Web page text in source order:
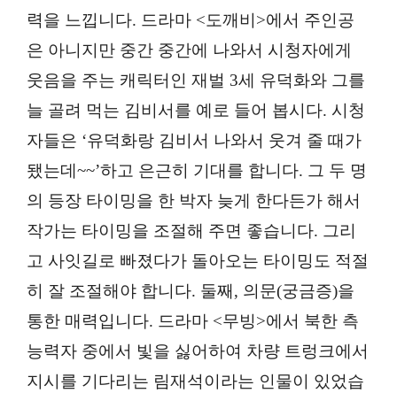
력을 느낍니다. 드라마 <도깨비>에서 주인공
은 아니지만 중간 중간에 나와서 시청자에게
웃음을 주는 캐릭터인 재벌 3세 유덕화와 그를
늘 골려 먹는 김비서를 예로 들어 봅시다. 시청
자들은 ‘유덕화랑 김비서 나와서 웃겨 줄 때가
됐는데~~’하고 은근히 기대를 합니다. 그 두 명
의 등장 타이밍을 한 박자 늦게 한다든가 해서
작가는 타이밍을 조절해 주면 좋습니다. 그리
고 사잇길로 빠졌다가 돌아오는 타이밍도 적절
히 잘 조절해야 합니다. 둘째, 의문(궁금증)을
통한 매력입니다. 드라마 <무빙>에서 북한 측
능력자 중에서 빛을 싫어하여 차량 트렁크에서
지시를 기다리는 림재석이라는 인물이 있었습